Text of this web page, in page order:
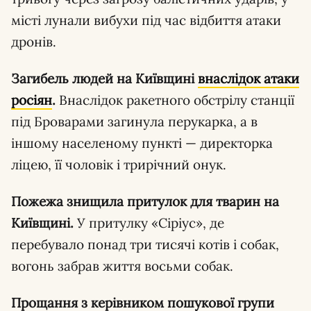
місті лунали вибухи під час відбиття атаки
дронів.
Загибель людей на Київщинівнаслідок атаки
росіян. Внаслідок ракетного обстрілу станції
під Броварами загинула перукарка, а в
іншому населеному пункті — директорка
ліцею, її чоловік і трирічний онук.
Пожежа знищила притулок для тварин на
Київщині. У притулку «Сіріус», де
перебувало понад три тисячі котів і собак,
вогонь забрав життя восьми собак.
Прощання з керівником пошукової групи